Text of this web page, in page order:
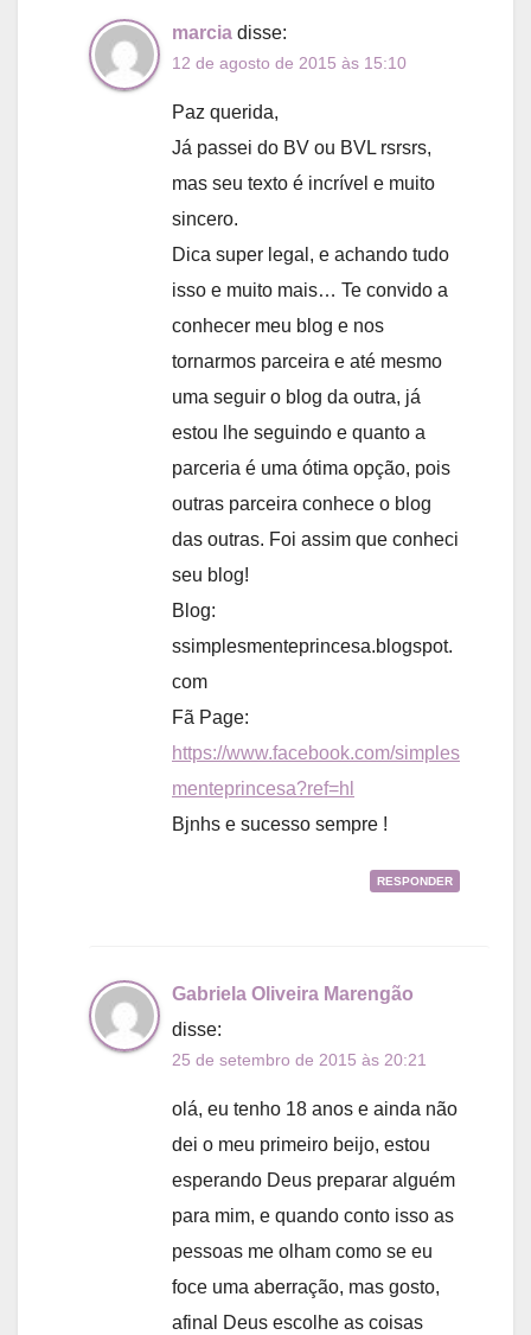
marcia disse:
12 de agosto de 2015 às 15:10
Paz querida,
Já passei do BV ou BVL rsrsrs,
mas seu texto é incrível e muito
sincero.
Dica super legal, e achando tudo
isso e muito mais… Te convido a
conhecer meu blog e nos
tornarmos parceira e até mesmo
uma seguir o blog da outra, já
estou lhe seguindo e quanto a
parceria é uma ótima opção, pois
outras parceira conhece o blog
das outras. Foi assim que conheci
seu blog!
Blog:
ssimplesmenteprincesa.blogspot.
com
Fã Page:
https://www.facebook.com/simples
menteprincesa?ref=hl
Bjnhs e sucesso sempre !
RESPONDER
Gabriela Oliveira Marengão
disse:
25 de setembro de 2015 às 20:21
olá, eu tenho 18 anos e ainda não
dei o meu primeiro beijo, estou
esperando Deus preparar alguém
para mim, e quando conto isso as
pessoas me olham como se eu
foce uma aberração, mas gosto,
afinal Deus escolhe as coisas